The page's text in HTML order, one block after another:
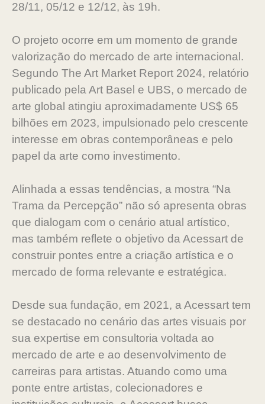
28/11, 05/12 e 12/12, às 19h.
O projeto ocorre em um momento de grande
valorização do mercado de arte internacional.
Segundo The Art Market Report 2024, relatório
publicado pela Art Basel e UBS, o mercado de
arte global atingiu aproximadamente US$ 65
bilhões em 2023, impulsionado pelo crescente
interesse em obras contemporâneas e pelo
papel da arte como investimento.
Alinhada a essas tendências, a mostra “Na
Trama da Percepção” não só apresenta obras
que dialogam com o cenário atual artístico,
mas também reflete o objetivo da Acessart de
construir pontes entre a criação artística e o
mercado de forma relevante e estratégica.
Desde sua fundação, em 2021, a Acessart tem
se destacado no cenário das artes visuais por
sua expertise em consultoria voltada ao
mercado de arte e ao desenvolvimento de
carreiras para artistas. Atuando como uma
ponte entre artistas, colecionadores e